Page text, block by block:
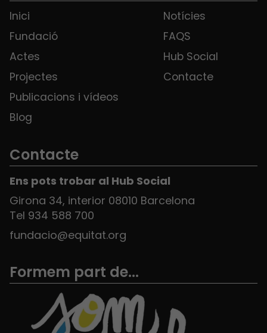
Inici
Fundació
Actes
Projectes
Publicacions i vídeos
Blog
Notícies
FAQS
Hub Social
Contacte
Contacte
Ens pots trobar al Hub Social
Girona 34, interior 08010 Barcelona
Tel 934 588 700
fundacio@equitat.org
Formem part de...